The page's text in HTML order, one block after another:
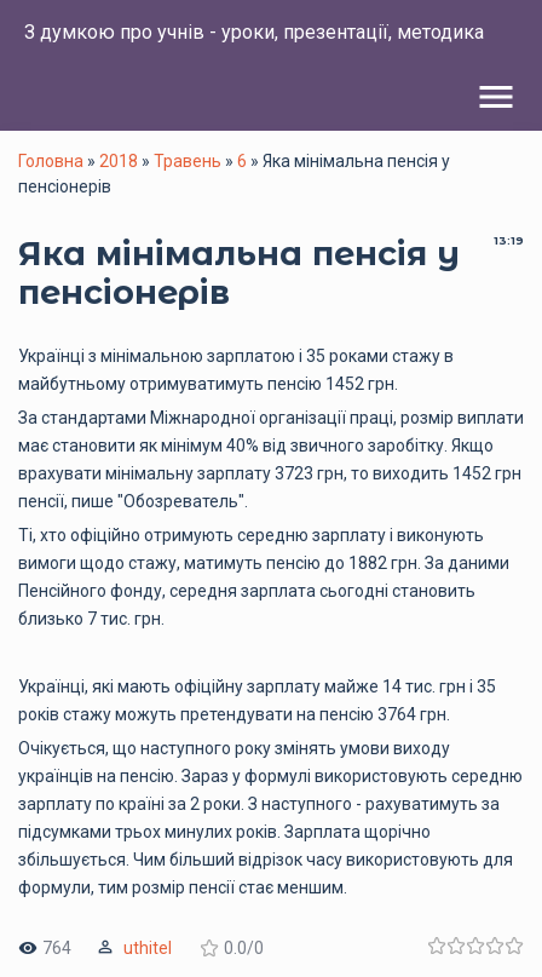
З думкою про учнів - уроки, презентації, методика
menu
Головна » 2018 » Травень » 6 » Яка мінімальна пенсія у
пенсіонерів
13:19
Яка мінімальна пенсія у
пенсіонерів
Українці з мінімальною зарплатою і 35 роками стажу в
майбутньому отримуватимуть пенсію 1452 грн.
За стандартами Міжнародної організації праці, розмір виплати
має становити як мінімум 40% від звичного заробітку. Якщо
врахувати мінімальну зарплату 3723 грн, то виходить 1452 грн
пенсії, пише "Обозреватель".
Ті, хто офіційно отримують середню зарплату і виконують
вимоги щодо стажу, матимуть пенсію до 1882 грн. За даними
Пенсійного фонду, середня зарплата сьогодні становить
близько 7 тис. грн.
Українці, які мають офіційну зарплату майже 14 тис. грн і 35
років стажу можуть претендувати на пенсію 3764 грн.
Очікується, що наступного року змінять умови виходу
українців на пенсію. Зараз у формулі використовують середню
зарплату по країні за 2 роки. З наступного - рахуватимуть за
підсумками трьох минулих років. Зарплата щорічно
збільшується. Чим більший відрізок часу використовують для
формули, тим розмір пенсії стає меншим.
764 uthitel 0.0/0